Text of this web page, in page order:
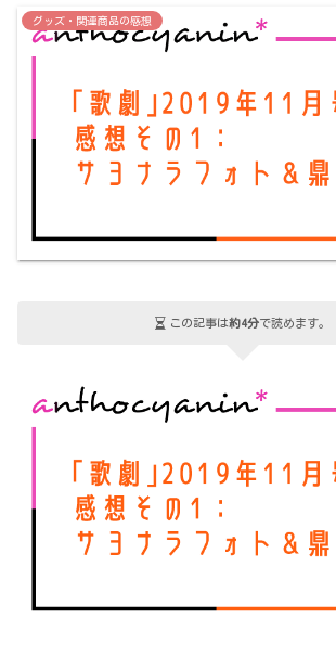
グッズ・関連商品の感想
この記事は約4分で読めます。